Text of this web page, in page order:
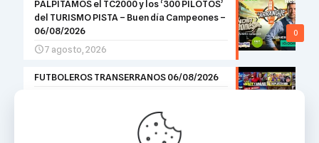
0
PALPITAMOS el TC2000 y los ‘300 PILOTOS’
del TURISMO PISTA – Buen día Campeones –
06/08/2026
7 agosto, 2026
FUTBOLEROS TRANSERRANOS 06/08/2026